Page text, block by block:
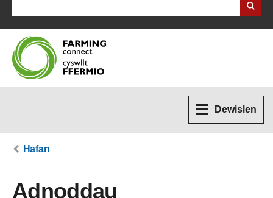
Dewislen
Hafan
Adnoddau